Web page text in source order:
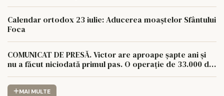
Calendar ortodox 23 iulie: Aducerea moaștelor Sfântului
Foca
COMUNICAT DE PRESĂ. Victor are aproape șapte ani și
nu a făcut niciodată primul pas. O operație de 33.000 de
MAI MULTE